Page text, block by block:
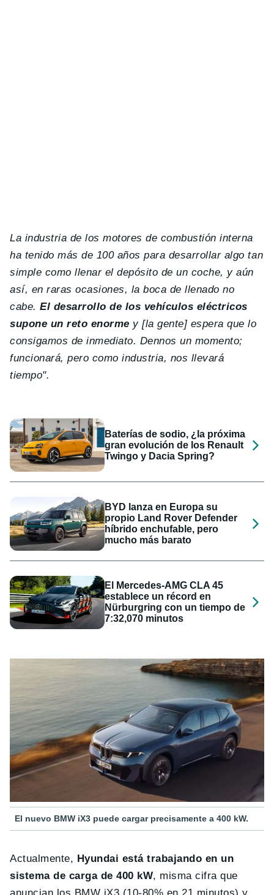
La industria de los motores de combustión interna
ha tenido más de 100 años para desarrollar algo tan
simple como llenar el depósito de un coche, y aún
así, en raras ocasiones, la boca de llenado no
cabe.El desarrollo de los vehículos eléctricos
supone un reto enorme y [la gente] espera que lo
consigamos de inmediato. Dennos un momento;
funcionará, pero como industria, nos llevará
tiempo".
Baterías de sodio, ¿la próxima
gran evolución de los Renault
Twingo y Dacia Spring?
BYD lanza en Europa su
propio Land Rover Defender
híbrido enchufable, pero
mucho más barato
El Mercedes-AMG CLA 45
establece un récord en
Nürburgring con un tiempo de
7:32,070 minutos
El nuevo BMW iX3 puede cargar precisamente a 400 kW.
Actualmente, Hyundai está trabajando en un
sistema de carga de 400 kW, misma cifra que